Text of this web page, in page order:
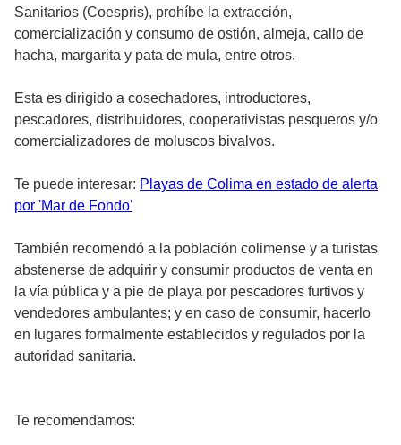
Sanitarios (Coespris), prohíbe la extracción,
comercialización y consumo de ostión, almeja, callo de
hacha, margarita y pata de mula, entre otros.
Esta es dirigido a cosechadores, introductores,
pescadores, distribuidores, cooperativistas pesqueros y/o
comercializadores de moluscos bivalvos.
Te puede interesar: Playas de Colima en estado de alerta
por 'Mar de Fondo'
También recomendó a la población colimense y a turistas
abstenerse de adquirir y consumir productos de venta en
la vía pública y a pie de playa por pescadores furtivos y
vendedores ambulantes; y en caso de consumir, hacerlo
en lugares formalmente establecidos y regulados por la
autoridad sanitaria.
Te recomendamos: